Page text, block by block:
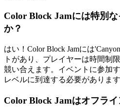
Color Block Jamには特別
か？
はい！Color Block Jamには
トがあり、プレイヤーは時間制
競い合えます。イベントに参加
レベルに到達する必要があります
Color Block Jamはオフラ